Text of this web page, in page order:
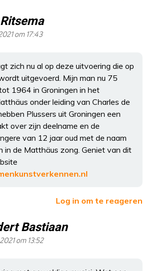
om 17:43
zich nu al op deze uitvoering die op
uitgevoerd. Mijn man nu 75
1964 in Groningen in het
onder leiding van Charles de
Plussers uit Groningen een
over zijn deelname en de
van 12 jaar oud met de naam
in de Matthäus zong. Geniet van dit
Log in om te reageren
Bastiaan
om 13:52